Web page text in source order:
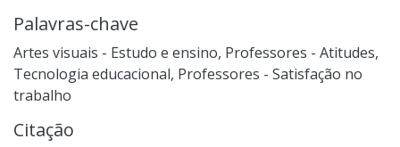
Palavras-chave
Artes visuais - Estudo e ensino, Professores - Atitudes,
Tecnologia educacional, Professores - Satisfação no
trabalho
Citação